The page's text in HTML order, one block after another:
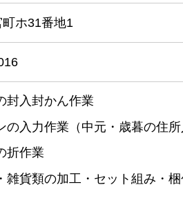
ホ31番地1
封入封かん作業
の入力作業（中元・歳暮の住所
折作業
雑貨類の加工・セット組み・